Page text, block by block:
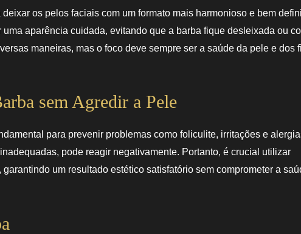
os pelos faciais com um formato mais harmonioso e bem
aparência cuidada, evitando que a barba fique desleixada ou
maneiras, mas o foco deve sempre ser a saúde da pele e dos
sem Agredir a Pele
para prevenir problemas como foliculite, irritações e
pode reagir negativamente. Portanto, é crucial utilizar
um resultado estético satisfatório sem comprometer a